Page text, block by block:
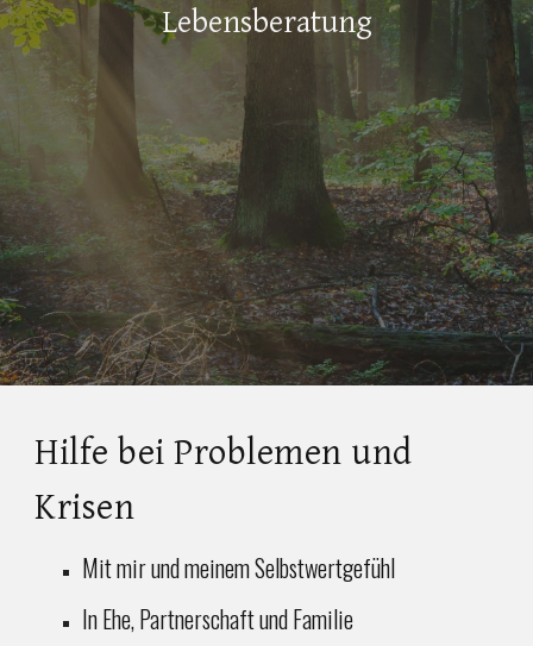
Lebensberatung
Hilfe bei Problemen und
Krisen
Mit mir und meinem Selbstwertgefühl
In Ehe, Partnerschaft und Familie